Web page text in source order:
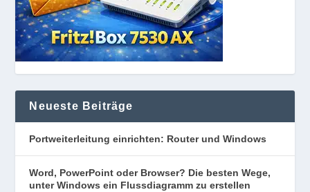
Neueste Beiträge
Portweiterleitung einrichten: Router und Windows
Word, PowerPoint oder Browser? Die besten Wege,
unter Windows ein Flussdiagramm zu erstellen